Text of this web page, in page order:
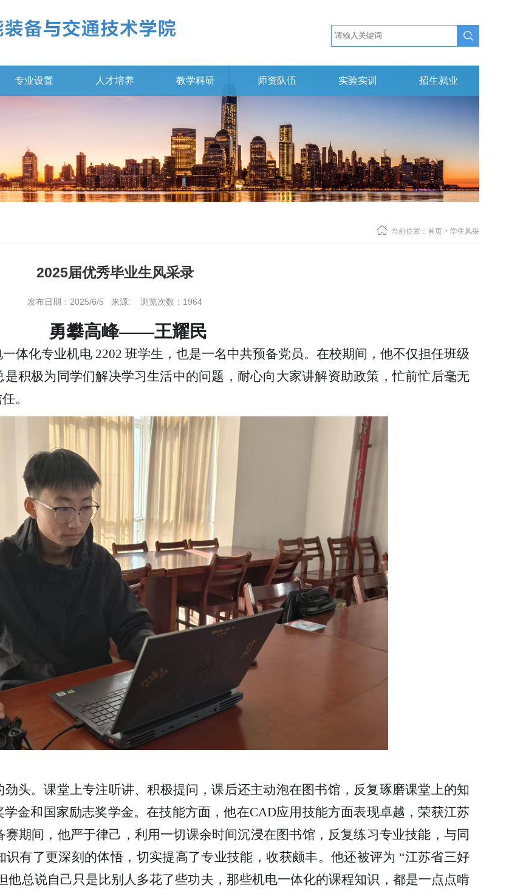
专业设置 人才培养 教学科研 师资队伍 实验实训 招生就业
当前位置：首页 > 学生风采
2025届优秀毕业生风采录
发布日期：2025/6/5 来源: 浏览次数：1964
勇攀高峰——王耀民
体化专业机电 2202 班学生，也是一名中共预备党员。在校期间，他不仅担任班级
积极为同学们解决学习生活中的问题，耐心向大家讲解资助政策，忙前忙后毫无
。
头。课堂上专注听讲、积极提问，课后还主动泡在图书馆，反复琢磨课堂上的知
金和国家励志奖学金。在技能方面，他在CAD应用技能方面表现卓越，荣获江苏
期间，他严于律己，利用一切课余时间沉浸在图书馆，反复练习专业技能，与同
有了更深刻的体悟，切实提高了专业技能，收获颇丰。他还被评为 “江苏省三好
他总说自己只是比别人多花了些功夫，那些机电一体化的课程知识，都是一点点啃